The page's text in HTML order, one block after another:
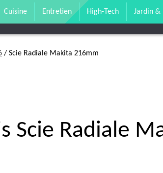
Cuisine Entretien High-Tech Jardin &
/ Scie Radiale Makita 216mm
Scie Radiale